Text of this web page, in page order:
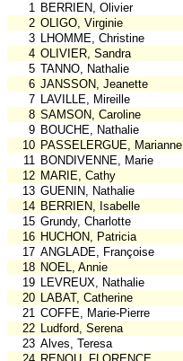
1 BERRIEN, Olivier
2 OLIGO, Virginie
3 LHOMME, Christine
4 OLIVIER, Sandra
5 TANNO, Nathalie
6 JANSSON, Jeanette
7 LAVILLE, Mireille
8 SAMSON, Caroline
9 BOUCHE, Nathalie
10 PASSELERGUE, Marianne
11 BONDIVENNE, Marie
12 MARIE, Cathy
13 GUENIN, Nathalie
14 BERRIEN, Isabelle
15 Grundy, Charlotte
16 HUCHON, Patricia
17 ANGLADE, Françoise
18 NOEL, Annie
19 LEVREUX, Nathalie
20 LABAT, Catherine
21 COFFE, Marie-Pierre
22 Ludford, Serena
23 Alves, Teresa